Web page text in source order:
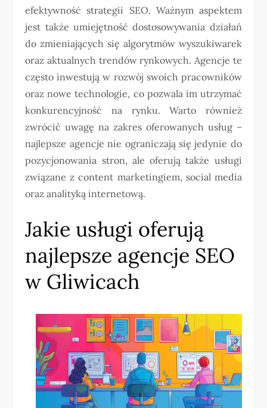
efektywność strategii SEO. Ważnym aspektem
jest także umiejętność dostosowywania działań
do zmieniających się algorytmów wyszukiwarek
oraz aktualnych trendów rynkowych. Agencje te
często inwestują w rozwój swoich pracowników
oraz nowe technologie, co pozwala im utrzymać
konkurencyjność na rynku. Warto również
zwrócić uwagę na zakres oferowanych usług –
najlepsze agencje nie ograniczają się jedynie do
pozycjonowania stron, ale oferują także usługi
związane z content marketingiem, social media
oraz analityką internetową.
Jakie usługi oferują
najlepsze agencje SEO
w Gliwicach